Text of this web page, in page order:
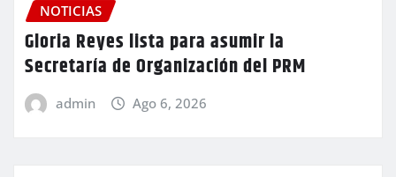
NOTICIAS
Gloria Reyes lista para asumir la
Secretaría de Organización del PRM
admin Ago 6, 2026